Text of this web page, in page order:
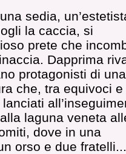
sedia,
la caccia, si
prete che
Dapprima
protagonisti di una
che, tra equivoci e
laguna veneta
dove in una
orso e due fratelli...